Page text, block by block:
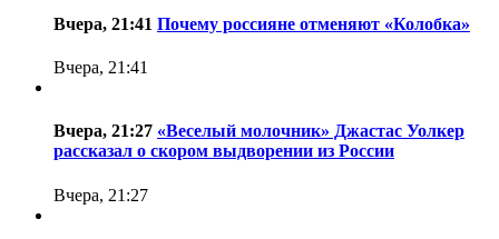
Вчера, 21:41 Почему россияне отменяют «Колобка»
Вчера, 21:41
Вчера, 21:27 «Веселый молочник» Джастас Уолкер
рассказал о скором выдворении из России
Вчера, 21:27